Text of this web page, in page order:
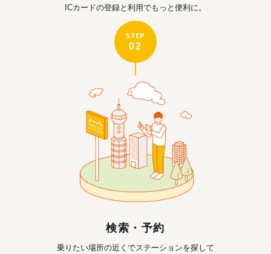
ICカードの登録と利用でもっと便利に。
STEP
02
検索・予約
乗りたい場所の近くでステーションを探して